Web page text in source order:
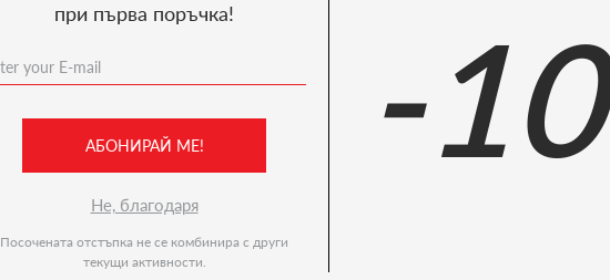
We recommend
при първа поръчка!
АБОНИРАЙ МЕ!
Не, благодаря
Посочената отстъпка не се комбинира с други
текущи активности.
-